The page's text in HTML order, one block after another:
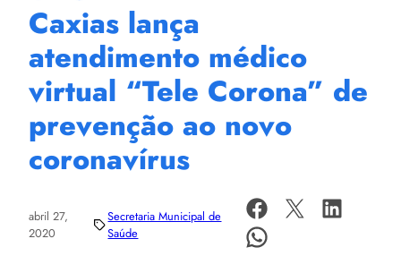
Caxias lança
atendimento médico
virtual “Tele Corona” de
prevenção ao novo
coronavírus
abril 27,
2020
Secretaria Municipal de
Saúde